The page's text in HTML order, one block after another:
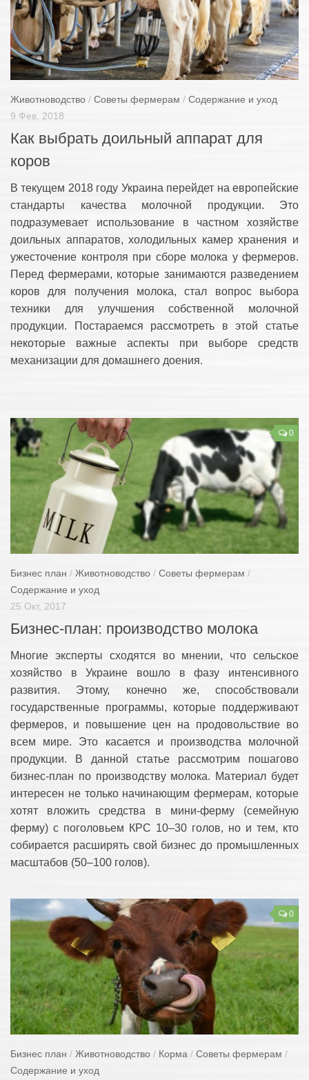
Животноводство / Советы фермерам / Содержание и уход
9 Фев, 2018
Как выбрать доильный аппарат для
коров
В текущем 2018 году Украина перейдет на европейские
стандарты качества молочной продукции. Это
подразумевает использование в частном хозяйстве
доильных аппаратов, холодильных камер хранения и
ужесточение контроля при сборе молока у фермеров.
Перед фермерами, которые занимаются разведением
коров для получения молока, стал вопрос выбора
техники для улучшения собственной молочной
продукции. Постараемся рассмотреть в этой статье
некоторые важные аспекты при выборе средств
механизации для домашнего доения.
0
Бизнес план / Животноводство / Советы фермерам /
Содержание и уход
25 Окт, 2017
Бизнес-план: производство молока
Многие эксперты сходятся во мнении, что сельское
хозяйство в Украине вошло в фазу интенсивного
развития. Этому, конечно же, способствовали
государственные программы, которые поддерживают
фермеров, и повышение цен на продовольствие во
всем мире. Это касается и производства молочной
продукции. В данной статье рассмотрим пошагово
бизнес-план по производству молока. Материал будет
интересен не только начинающим фермерам, которые
хотят вложить средства в мини-ферму (семейную
ферму) с поголовьем КРС 10–30 голов, но и тем, кто
собирается расширять свой бизнес до промышленных
масштабов (50–100 голов).
0
Бизнес план / Животноводство / Корма / Советы фермерам /
Содержание и уход